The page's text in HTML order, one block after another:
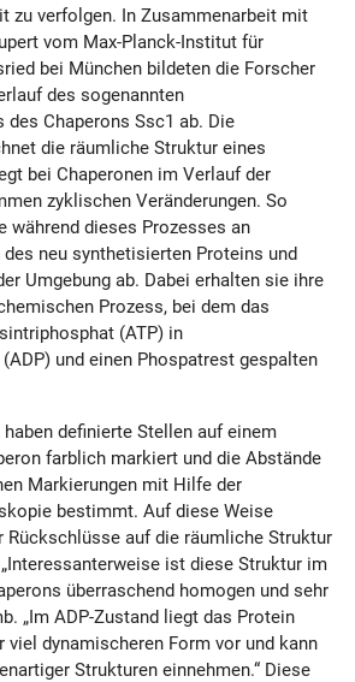
zu verfolgen. In Zusammenarbeit mit
vom Max-Planck-Institut für
bei München bildeten die Forscher
des sogenannten
Chaperons Ssc1 ab. Die
die räumliche Struktur eines
bei Chaperonen im Verlauf der
zyklischen Veränderungen. So
während dieses Prozesses an
neu synthetisierten Proteins und
Umgebung ab. Dabei erhalten sie ihre
Prozess, bei dem das
(ATP) in
und einen Phospatrest gespalten
definierte Stellen auf einem
farblich markiert und die Abstände
Markierungen mit Hilfe der
bestimmt. Auf diese Weise
Rückschlüsse auf die räumliche Struktur
ist diese Struktur im
überraschend homogen und sehr
„Im ADP-Zustand liegt das Protein
viel dynamischeren Form vor und kann
Strukturen einnehmen.“ Diese